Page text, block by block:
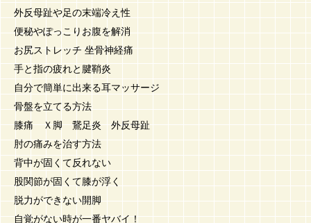
外反母趾や足の末端冷え性
便秘やぽっこりお腹を解消
お尻ストレッチ 坐骨神経痛
手と指の疲れと腱鞘炎
自分で簡単に出来る耳マッサージ
骨盤を立てる方法
膝痛 Ｘ脚 鵞足炎 外反母趾
肘の痛みを治す方法
背中が固くて反れない
股関節が固くて膝が浮く
脱力ができない開脚
自覚がない時が一番ヤバイ！